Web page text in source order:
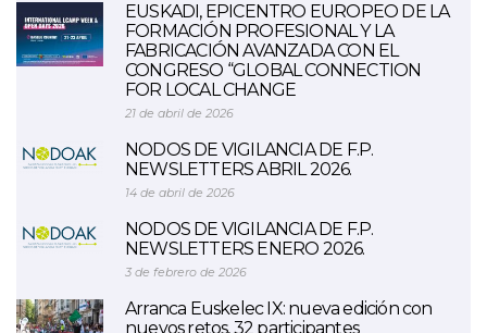
EUSKADI, EPICENTRO EUROPEO DE LA
FORMACIÓN PROFESIONAL Y LA
FABRICACIÓN AVANZADA CON EL
CONGRESO “GLOBAL CONNECTION
FOR LOCAL CHANGE
21 de abril de 2026
NODOS DE VIGILANCIA DE F.P.
NEWSLETTERS ABRIL 2026.
14 de abril de 2026
NODOS DE VIGILANCIA DE F.P.
NEWSLETTERS ENERO 2026.
3 de febrero de 2026
Arranca Euskelec IX: nueva edición con
nuevos retos, 32 participantes